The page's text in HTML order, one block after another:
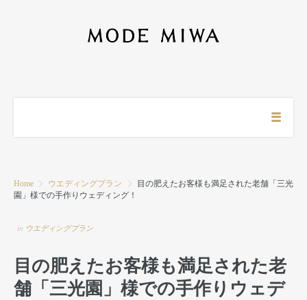
Home ウエディングプラン
目の肥えたお客様も満足された老舗「三光
園」様での手作りウェディング！
in ウエディングプラン
目の肥えたお客様も満足された老
舗「三光園」様での手作りウェデ